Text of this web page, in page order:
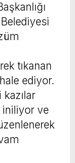
tıkanan
ediyor.
kazılar
iniliyor ve